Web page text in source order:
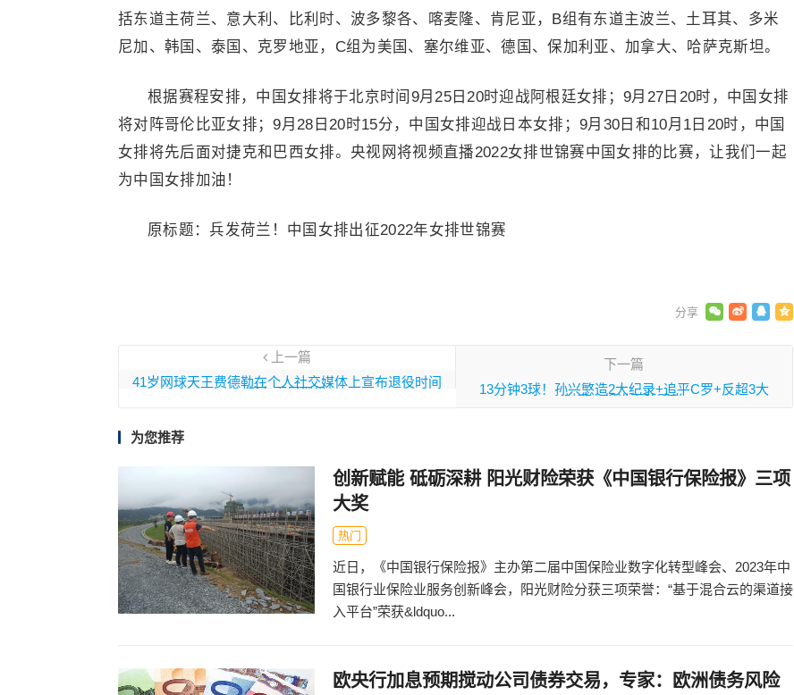
括东道主荷兰、意大利、比利时、波多黎各、喀麦隆、肯尼亚，B组有东道主波兰、土耳其、多米
尼加、韩国、泰国、克罗地亚，C组为美国、塞尔维亚、德国、保加利亚、加拿大、哈萨克斯坦。
根据赛程安排，中国女排将于北京时间9月25日20时迎战阿根廷女排；9月27日20时，中国女排
将对阵哥伦比亚女排；9月28日20时15分，中国女排迎战日本女排；9月30日和10月1日20时，中国
女排将先后面对捷克和巴西女排。央视网将视频直播2022女排世锦赛中国女排的比赛，让我们一起
为中国女排加油！
原标题：兵发荷兰！中国女排出征2022年女排世锦赛
上一篇
41岁网球天王费德勒在个人社交媒体上宣布退役时间
将在下周退役
下一篇
13分钟3球！孙兴慜造2大纪录+追平C罗+反超3大
射手，将进百球殿堂
为您推荐
创新赋能 砥砺深耕 阳光财险荣获《中国银行保险报》三项
大奖
热门
近日，《中国银行保险报》主办第二届中国保险业数字化转型峰会、2023年中
国银行业保险业服务创新峰会，阳光财险分获三项荣誉：“基于混合云的渠道接
入平台”荣获&ldquo...
欧央行加息预期搅动公司债券交易，专家：欧洲债务风险